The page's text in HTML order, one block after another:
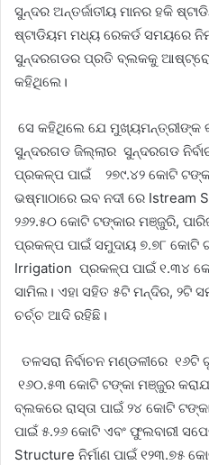
ସୁନ୍ଦର ଅନ୍ତର୍ଜାତୀୟ ମାନର ହକି
ଷ୍ଟାଡିୟମ ମଧ୍ୟ ରେକର୍ଡ ସମୟରେ
ସୁନ୍ଦରଗଡର ପ୍ରତି ବ୍ଲକକୁ
କହିଥିଲେ।
ସେ କହିଥିଲେ ଯେ ମୁଖ୍ୟମନ୍ତ୍ରୀଙ୍କ
ସୁନ୍ଦରଗଡ ଜିଲ୍ଲାର ସୁନ୍ଦରଗଡ
ପ୍ରକଳ୍ପ ପାଇଁ ୨୭୯.୪୨ କୋଟି
ଭଷ୍ମାଠାରେ ଇବ ନଦୀ ରେ Istream
୨୬୨.୫୦ କୋଟି ଟଙ୍କାର ମଞ୍ଜୁରି,
ପ୍ରକଳ୍ପ ପାଇଁ ସମୁଦାୟ ୭.୭୮ କୋଟି
Irrigation ପ୍ରକଳ୍ପ ପାଇଁ ୧.୩୪
ସାମିଲ। ଏହା ସହିତ ୫ଟି ମନ୍ଦିର,
ଚର୍ଚ୍ଚ ଆଦି ରହିଛି।
ତଳସରା ନିର୍ବାଚନ ମଣ୍ଡଳୀରେ
୧୬୦.୫୩ କୋଟି ଟଙ୍କା ମଞ୍ଜୁର
ବ୍ଲକରେ ରାସ୍ତା ପାଇଁ ୨୪ କୋଟି
ପାଇଁ ୫.୨୬ କୋଟି ଏବଂ ଫୁଲବାରୀ
Structure ନିର୍ମାଣ ପାଇଁ ୧୨୩.୭୫